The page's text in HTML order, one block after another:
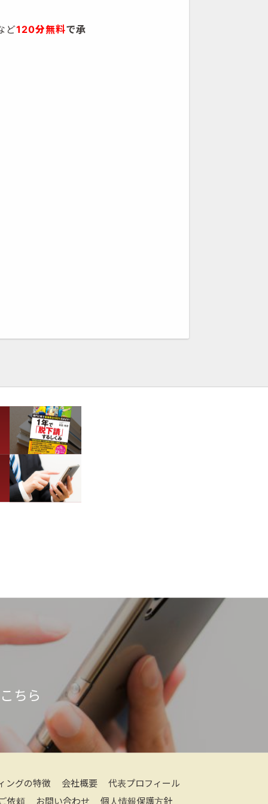
ど120分無料で承
ちら
ングの特徴 会社概要
代表プロフィール
依頼 お問い合わせ 個人情報保護方針